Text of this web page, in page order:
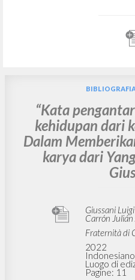
“Kata
kehidupan dari
Dalam
karya dari
Giussani
Carrón
Fraternità di
2022
Indonesiano
Luogo di
Pagine: 11